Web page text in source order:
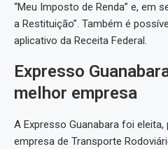
“Meu Imposto de Renda” e, em
a Restituição”. Também é
aplicativo da Receita Federal.
Expresso
melhor empresa
A Expresso Guanabara foi
empresa de Transporte